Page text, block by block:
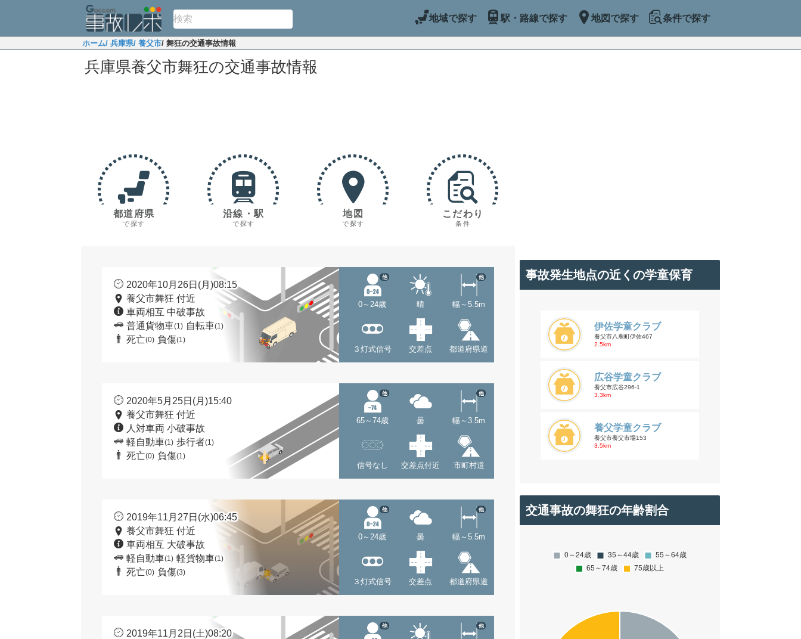
地域で探す 駅・路線で探す 地図で探す 条件で探す
ホーム/ 兵庫県/ 養父市/ 舞狂の交通事故情報
兵庫県養父市舞狂の交通事故情報
都道府県
で探す
沿線・駅
で探す
地図
で探す
こだわり
条件
2020年10月26日(月)08:15
養父市舞狂 付近
車両相互 中破事故
普通貨物車(1) 自転車(1)
死亡(0) 負傷(1)
0～24歳
他
晴 幅～5.5m
他
３灯式信号 交差点 都道府県道
2020年5月25日(月)15:40
養父市舞狂 付近
人対車両 小破事故
軽自動車(1) 歩行者(1)
死亡(0) 負傷(1)
65～74歳
他
曇 幅～3.5m
他
信号なし 交差点付近 市町村道
2019年11月27日(水)06:45
養父市舞狂 付近
車両相互 大破事故
軽自動車(1) 軽貨物車(1)
死亡(0) 負傷(3)
0～24歳
他
曇 幅～5.5m
他
３灯式信号 交差点 都道府県道
2019年11月2日(土)08:20
他 他
事故発生地点の近くの学童保育
伊佐学童クラブ
養父市八鹿町伊佐467
2.5km
広谷学童クラブ
養父市広谷296-1
3.3km
養父学童クラブ
養父市養父市場153
3.5km
交通事故の舞狂の年齢割合